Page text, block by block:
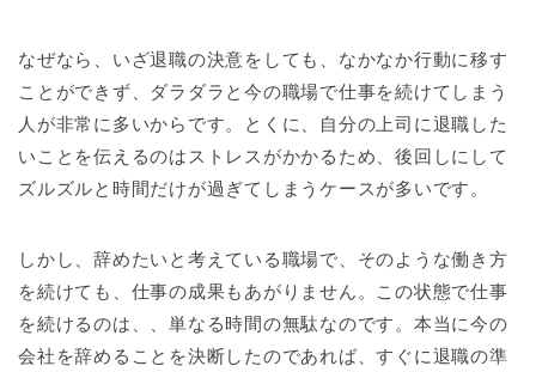
なぜなら、いざ退職の決意をしても、なかなか行動に移す
ことができず、ダラダラと今の職場で仕事を続けてしまう
人が非常に多いからです。とくに、自分の上司に退職した
いことを伝えるのはストレスがかかるため、後回しにして
ズルズルと時間だけが過ぎてしまうケースが多いです。
しかし、辞めたいと考えている職場で、そのような働き方
を続けても、仕事の成果もあがりません。この状態で仕事
を続けるのは、、単なる時間の無駄なのです。本当に今の
会社を辞めることを決断したのであれば、すぐに退職の準